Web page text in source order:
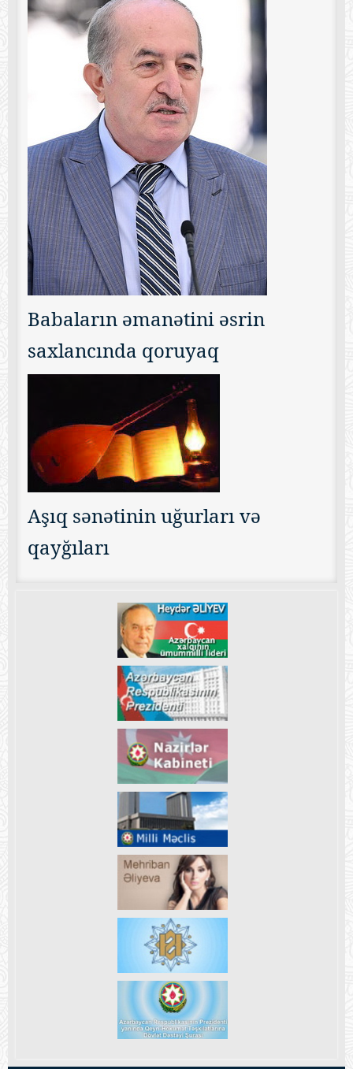
Babaların əmanətini əsrin
saxlancında qoruyaq
Aşıq sənətinin uğurları və
qayğıları